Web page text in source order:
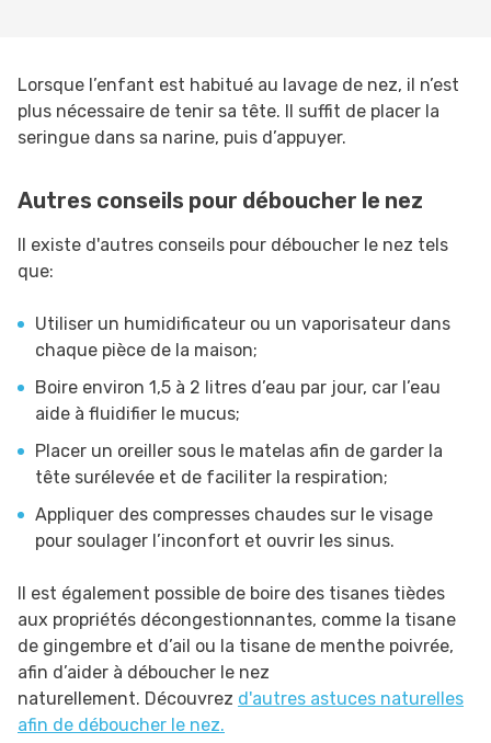
Lorsque l’enfant est habitué au lavage de nez, il n’est
plus nécessaire de tenir sa tête. Il suffit de placer la
seringue dans sa narine, puis d’appuyer.
Autres conseils pour déboucher le nez
Il existe d'autres conseils pour déboucher le nez tels
que:
Utiliser un humidificateur ou un vaporisateur dans
chaque pièce de la maison;
Boire environ 1,5 à 2 litres d’eau par jour, car l’eau
aide à fluidifier le mucus;
Placer un oreiller sous le matelas afin de garder la
tête surélevée et de faciliter la respiration;
Appliquer des compresses chaudes sur le visage
pour soulager l’inconfort et ouvrir les sinus.
Il est également possible de boire des tisanes tièdes
aux propriétés décongestionnantes, comme la tisane
de gingembre et d’ail ou la tisane de menthe poivrée,
afin d’aider à déboucher le nez
naturellement. Découvrez d'autres astuces naturelles
afin de déboucher le nez.